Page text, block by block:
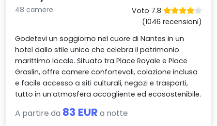
48 camere
Voto 7.8
(1046 recensioni)
Godetevi un soggiorno nel cuore di Nantes in un
hotel dallo stile unico che celebra il patrimonio
marittimo locale. Situato tra Place Royale e Place
Graslin, offre camere confortevoli, colazione inclusa
e facile accesso a siti culturali, negozi e trasporti,
tutto in un’atmosfera accogliente ed ecosostenibile.
A partire da 83 EUR a notte